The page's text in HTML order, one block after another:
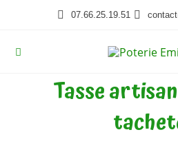
07.66.25.19.51
Tasse